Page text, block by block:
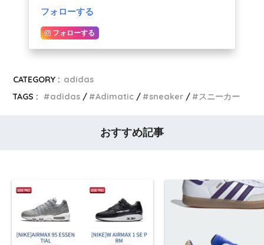
フォローする
フォローする
CATEGORY : adidas
TAGS :
adidas Adimatic sneaker スニーカー
おすすめ記事